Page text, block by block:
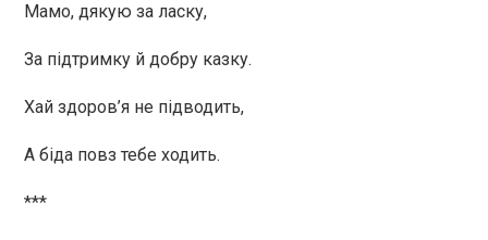
Мамо, дякую за ласку,
За підтримку й добру казку.
Хай здоров’я не підводить,
А біда повз тебе ходить.
***